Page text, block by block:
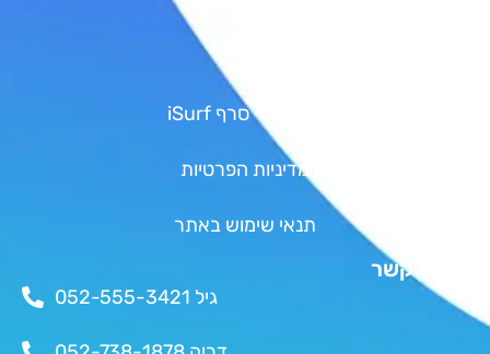
אודות איי סרף iSurf
מדיניות הפרטיות
תנאי שימוש באתר
יצירת קשר
גיל 052-555-3421